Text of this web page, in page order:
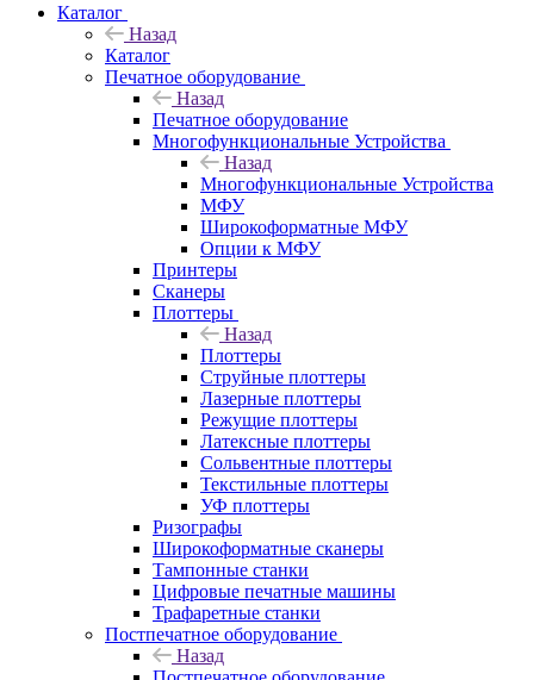
Каталог
Назад
Каталог
Печатное оборудование
Назад
Печатное оборудование
Многофункциональные Устройства
Назад
Многофункциональные Устройства
МФУ
Широкоформатные МФУ
Опции к МФУ
Принтеры
Сканеры
Плоттеры
Назад
Плоттеры
Струйные плоттеры
Лазерные плоттеры
Режущие плоттеры
Латексные плоттеры
Сольвентные плоттеры
Текстильные плоттеры
УФ плоттеры
Ризографы
Широкоформатные сканеры
Тампонные станки
Цифровые печатные машины
Трафаретные станки
Постпечатное оборудование
Назад